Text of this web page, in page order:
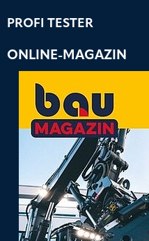
PROFI TESTER
ONLINE-MAGAZIN